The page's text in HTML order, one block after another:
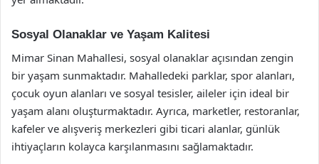
Sosyal Olanaklar ve Yaşam Kalitesi
Mimar Sinan Mahallesi, sosyal olanaklar açısından zengin
bir yaşam sunmaktadır. Mahalledeki parklar, spor alanları,
çocuk oyun alanları ve sosyal tesisler, aileler için ideal bir
yaşam alanı oluşturmaktadır. Ayrıca, marketler, restoranlar,
kafeler ve alışveriş merkezleri gibi ticari alanlar, günlük
ihtiyaçların kolayca karşılanmasını sağlamaktadır.